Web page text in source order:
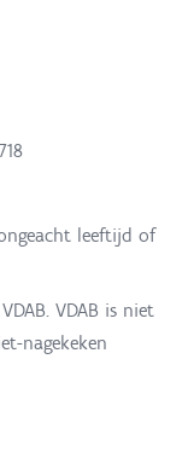
leeftijd of
VDAB is niet
nagekeken